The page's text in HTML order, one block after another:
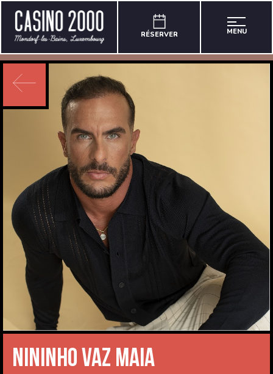
RÉSERVER MENU
Nininho Vaz Maia